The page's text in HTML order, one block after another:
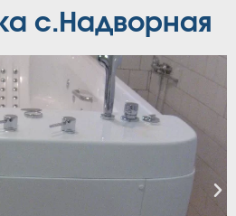
с.Надворная